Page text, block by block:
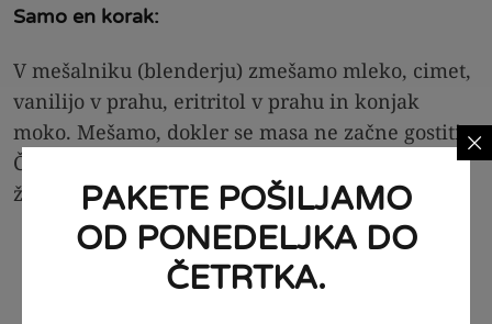
Samo en korak:
V mešalniku (blenderju) zmešamo mleko, cimet,
vanilijo v prahu, eritritol v prahu in konjak
moko. Mešamo, dokler se masa ne začne gostiti.
Če se slučajno ne prične gostiti, vmešamo še pol
žličke konjak moke.
PAKETE POŠILJAMO
OD PONEDELJKA DO
ČETRTKA.